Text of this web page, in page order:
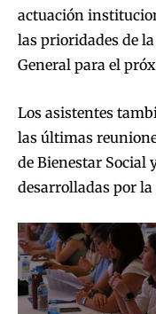
actuación
las prioridades de
General para el
Los asistentes
las últimas
de Bienestar Social
desarrolladas por la